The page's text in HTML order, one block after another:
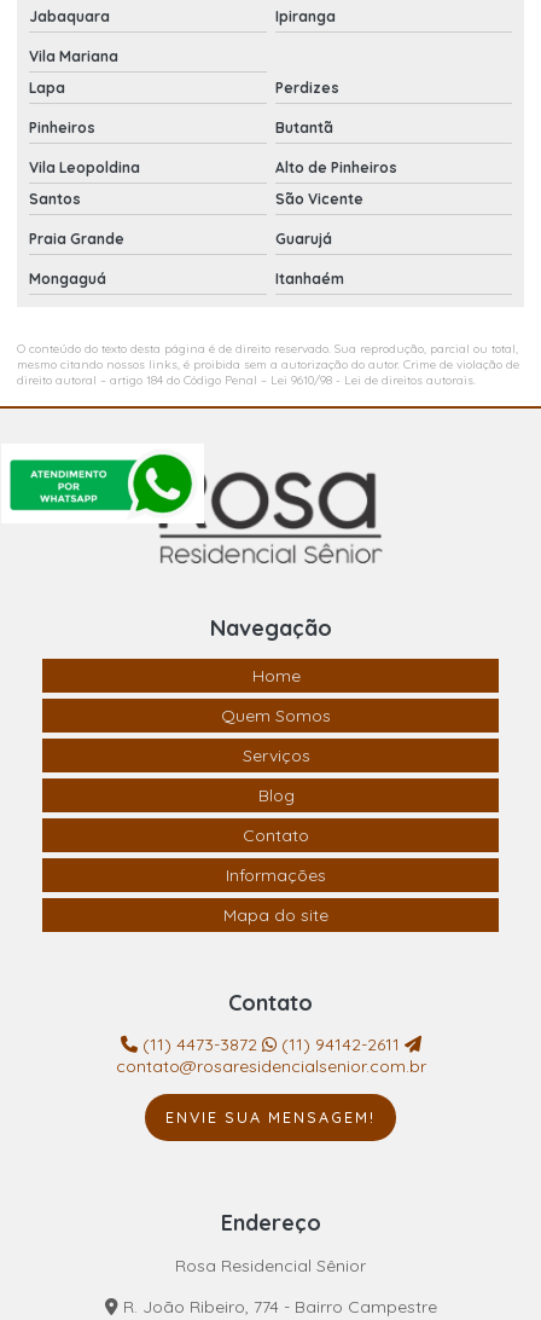
Jabaquara Ipiranga
Vila Mariana
Lapa
Perdizes
Pinheiros Butantã
Vila Leopoldina
Alto de Pinheiros
Santos
São Vicente
Praia Grande Guarujá
Mongaguá Itanhaém
O conteúdo do texto desta página é de direito reservado. Sua reprodução, parcial ou total,
mesmo citando nossos links, é proibida sem a autorização do autor. Crime de violação de
direito autoral – artigo 184 do Código Penal – Lei 9610/98 - Lei de direitos autorais
Navegação
Home
Quem Somos
Serviços
Blog
Contato
Informações
Mapa do site
Contato
(11) 4473-3872
(11) 94142-2611
contato@rosaresidencialsenior.com.br
ENVIE SUA MENSAGEM!
Endereço
Rosa Residencial Sênior
R. João Ribeiro, 774 - Bairro Campestre